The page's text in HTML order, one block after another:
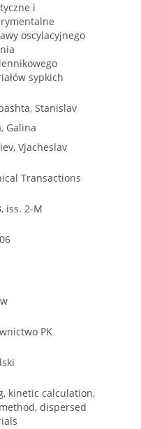
i
oscylacyjnego
sypkich
Stanislav
Galina
Vjacheslav
Transactions
iss. 2-M
PK
kinetic calculation,
dispersed